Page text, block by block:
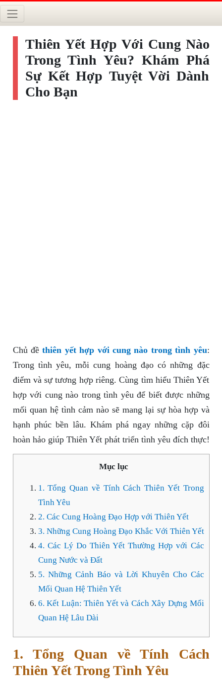
Thiên Yết Hợp Với Cung Nào
Trong Tình Yêu? Khám Phá
Sự Kết Hợp Tuyệt Vời Dành
Cho Bạn
Chủ đềthiên yết hợp với cung nào trong tình yêu:
Trong tình yêu, mỗi cung hoàng đạo có những đặc
điểm và sự tương hợp riêng. Cùng tìm hiểu Thiên Yết
hợp với cung nào trong tình yêu để biết được những
mối quan hệ tình cảm nào sẽ mang lại sự hòa hợp và
hạnh phúc bền lâu. Khám phá ngay những cặp đôi
hoàn hảo giúp Thiên Yết phát triển tình yêu đích thực!
Mục lục
1. Tổng Quan về Tính Cách Thiên Yết Trong
Tình Yêu
2. Các Cung Hoàng Đạo Hợp với Thiên Yết
3. Những Cung Hoàng Đạo Khắc Với Thiên Yết
4. Các Lý Do Thiên Yết Thường Hợp với Các
Cung Nước và Đất
5. Những Cảnh Báo và Lời Khuyên Cho Các
Mối Quan Hệ Thiên Yết
6. Kết Luận: Thiên Yết và Cách Xây Dựng Mối
Quan Hệ Lâu Dài
1. Tổng Quan về Tính Cách
Thiên Yết Trong Tình Yêu